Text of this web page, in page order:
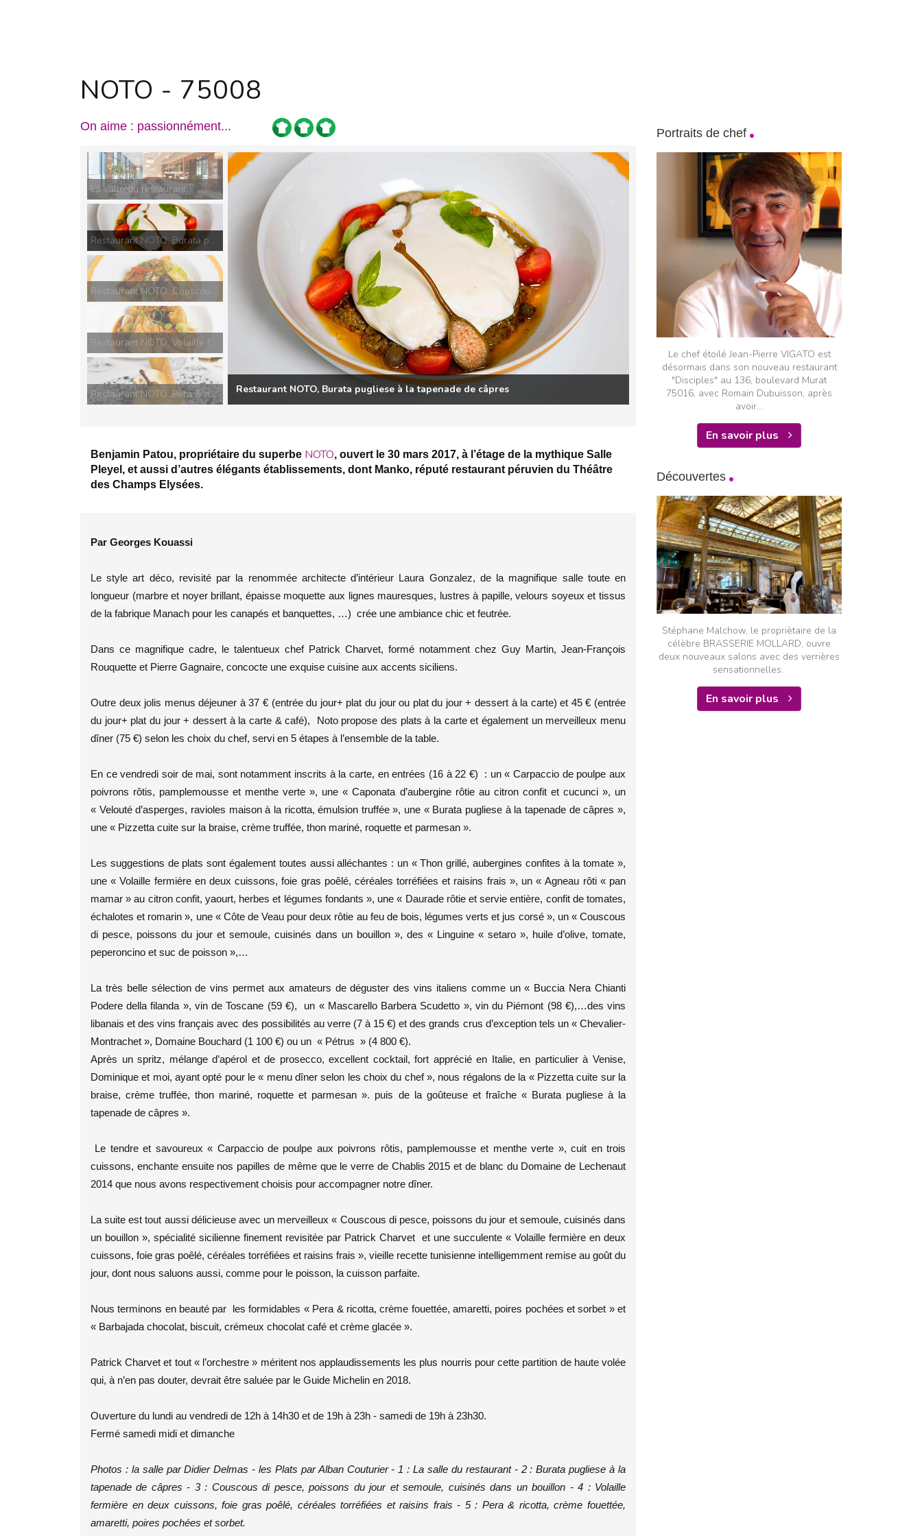
NOTO - 75008
On aime : passionnément...
Restaurant NOTO, Burata pugliese à la tapenade de câpres
La salle du restaurant
Restaurant NOTO, Burata pugliese à la tapenade de câpres
Restaurant NOTO, Pera & ricotta
Benjamin Patou, propriétaire du superbe NOTO, ouvert le 30 mars 2017, à l’étage de la mythique Salle
Pleyel, et aussi d’autres élégants établissements, dont Manko, réputé restaurant péruvien du Théâtre
des Champs Elysées.
Par Georges Kouassi
Le style art déco, revisité par la renommée architecte d’intérieur Laura Gonzalez, de la magnifique salle toute en
longueur (marbre et noyer brillant, épaisse moquette aux lignes mauresques, lustres à papille, velours soyeux et tissus
de la fabrique Manach pour les canapés et banquettes, …) crée une ambiance chic et feutrée.
Dans ce magnifique cadre, le talentueux chef Patrick Charvet, formé notamment chez Guy Martin, Jean-François
Rouquette et Pierre Gagnaire, concocte une exquise cuisine aux accents siciliens.
Outre deux jolis menus déjeuner à 37 € (entrée du jour+ plat du jour ou plat du jour + dessert à la carte) et 45 € (entrée
du jour+ plat du jour + dessert à la carte & café), Noto propose des plats à la carte et également un merveilleux menu
dîner (75 €) selon les choix du chef, servi en 5 étapes à l’ensemble de la table.
En ce vendredi soir de mai, sont notamment inscrits à la carte, en entrées (16 à 22 €) : un « Carpaccio de poulpe aux
poivrons rôtis, pamplemousse et menthe verte », une « Caponata d’aubergine rôtie au citron confit et cucunci », un
« Velouté d’asperges, ravioles maison à la ricotta, émulsion truffée », une « Burata pugliese à la tapenade de câpres »,
une « Pizzetta cuite sur la braise, crème truffée, thon mariné, roquette et parmesan ».
Les suggestions de plats sont également toutes aussi alléchantes : un « Thon grillé, aubergines confites à la tomate »,
une « Volaille fermière en deux cuissons, foie gras poêlé, céréales torréfiées et raisins frais », un « Agneau rôti « pan
mamar » au citron confit, yaourt, herbes et légumes fondants », une « Daurade rôtie et servie entière, confit de tomates,
échalotes et romarin », une « Côte de Veau pour deux rôtie au feu de bois, légumes verts et jus corsé », un « Couscous
di pesce, poissons du jour et semoule, cuisinés dans un bouillon », des « Linguine « setaro », huile d’olive, tomate,
peperoncino et suc de poisson »,…
La très belle sélection de vins permet aux amateurs de déguster des vins italiens comme un « Buccia Nera Chianti
Podere della filanda », vin de Toscane (59 €), un « Mascarello Barbera Scudetto », vin du Piémont (98 €),…des vins
libanais et des vins français avec des possibilités au verre (7 à 15 €) et des grands crus d’exception tels un « Chevalier-
Montrachet », Domaine Bouchard (1 100 €) ou un « Pétrus » (4 800 €).
Après un spritz, mélange d’apérol et de prosecco, excellent cocktail, fort apprécié en Italie, en particulier à Venise,
Dominique et moi, ayant opté pour le « menu dîner selon les choix du chef », nous régalons de la « Pizzetta cuite sur la
braise, crème truffée, thon mariné, roquette et parmesan ». puis de la goûteuse et fraîche « Burata pugliese à la
tapenade de câpres ».
Le tendre et savoureux « Carpaccio de poulpe aux poivrons rôtis, pamplemousse et menthe verte », cuit en trois
cuissons, enchante ensuite nos papilles de même que le verre de Chablis 2015 et de blanc du Domaine de Lechenaut
2014 que nous avons respectivement choisis pour accompagner notre dîner.
La suite est tout aussi délicieuse avec un merveilleux « Couscous di pesce, poissons du jour et semoule, cuisinés dans
un bouillon », spécialité sicilienne finement revisitée par Patrick Charvet et une succulente « Volaille fermière en deux
cuissons, foie gras poêlé, céréales torréfiées et raisins frais », vieille recette tunisienne intelligemment remise au goût du
jour, dont nous saluons aussi, comme pour le poisson, la cuisson parfaite.
Nous terminons en beauté par les formidables « Pera & ricotta, crème fouettée, amaretti, poires pochées et sorbet » et
« Barbajada chocolat, biscuit, crémeux chocolat café et crème glacée ».
Patrick Charvet et tout « l’orchestre » méritent nos applaudissements les plus nourris pour cette partition de haute volée
qui, à n’en pas douter, devrait être saluée par le Guide Michelin en 2018.
Ouverture du lundi au vendredi de 12h à 14h30 et de 19h à 23h - samedi de 19h à 23h30.
Fermé samedi midi et dimanche
Photos : la salle par Didier Delmas - les Plats par Alban Couturier - 1 : La salle du restaurant - 2 : Burata pugliese à la
tapenade de câpres - 3 : Couscous di pesce, poissons du jour et semoule, cuisinés dans un bouillon - 4 : Volaille
fermière en deux cuissons, foie gras poêlé, céréales torréfiées et raisins frais - 5 : Pera & ricotta, crème fouettée,
amaretti, poires pochées et sorbet.
Portraits de chef
Le chef étoilé Jean-Pierre VIGATO est
désormais dans son nouveau restaurant
"Disciples" au 136, boulevard Murat
75016, avec Romain Dubuisson, après
avoir...
En savoir plus
Découvertes
Stéphane Malchow, le propriètaire de la
célèbre BRASSERIE MOLLARD, ouvre
deux nouveaux salons avec des verrières
sensationnelles.
En savoir plus